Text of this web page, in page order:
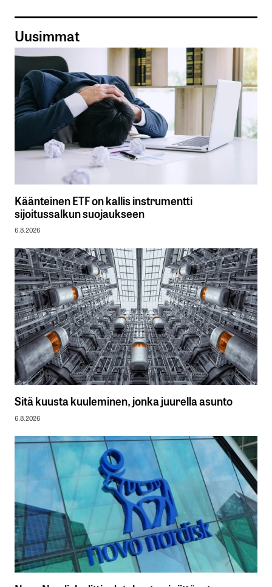
Uusimmat
Käänteinen ETF on kallis instrumentti
sijoitussalkun suojaukseen
6.8.2026
Sitä kuusta kuuleminen, jonka juurella asunto
6.8.2026